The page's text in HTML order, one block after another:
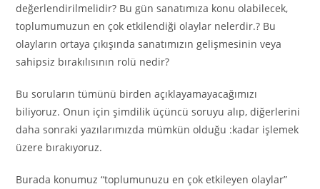
değerlendirilmelidir? Bu gün sanatımıza konu olabilecek,
toplumumuzun en çok etkilendiği olaylar nelerdir.? Bu
olayların ortaya çıkışında sanatımızın gelişmesinin veya
sahipsiz bırakılısının rolü nedir?
Bu soruların tümünü birden açıklayamayacağımızı
biliyoruz. Onun için şimdilik üçüncü soruyu alıp, diğerlerini
daha sonraki yazılarımızda mümkün olduğu :kadar işlemek
üzere bırakıyoruz.
Burada konumuz “toplumunuzu en çok etkileyen olaylar”